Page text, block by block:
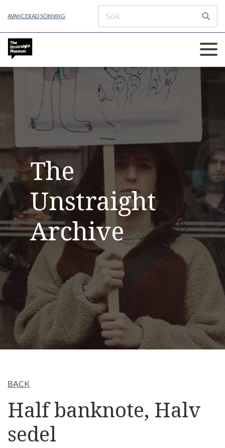
AVANCERAD SÖKNING
The
Unstraight
Archive
BACK
Half banknote, Halv
sedel